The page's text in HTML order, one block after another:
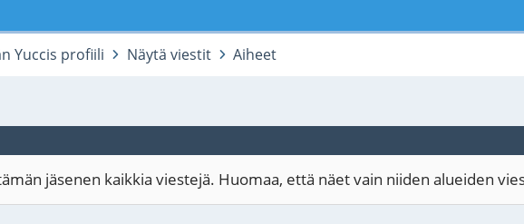
Yuccis profiili Näytä viestit Aiheet
jäsenen kaikkia viestejä. Huomaa, että näet vain niiden alueiden